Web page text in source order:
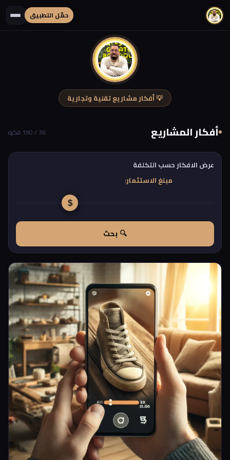
حمّل التطبيق
💡 أفكار مشاريع تقنية وتجارية
أفكار المشاريع 36 / 190 فكرة
عرض الافكار حسب التكلفة
مبلغ الاستثمار:
🔍 بحث